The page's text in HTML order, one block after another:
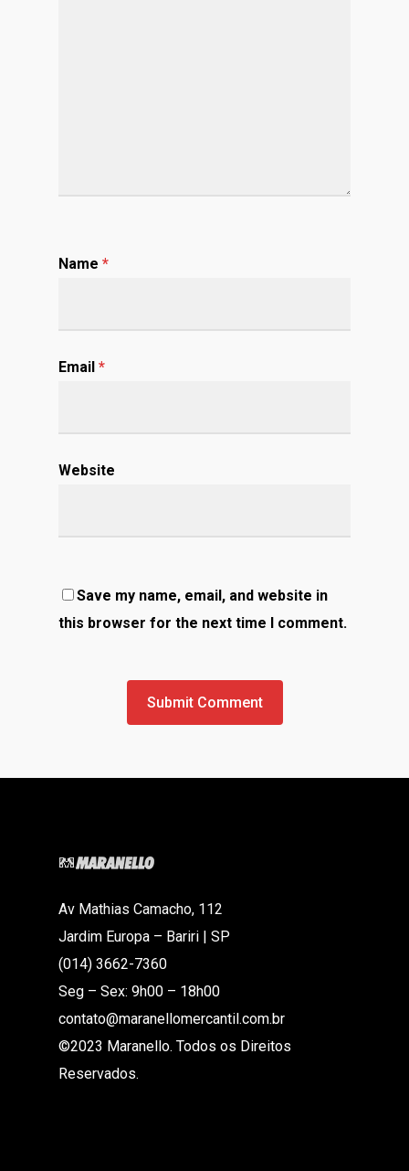
Name *
Email *
Website
Save my name, email, and website in
this browser for the next time I comment.
Av Mathias Camacho, 112
Jardim Europa – Bariri | SP
(014) 3662-7360
Seg – Sex: 9h00 – 18h00
contato@maranellomercantil.com.br
©2023 Maranello. Todos os Direitos
Reservados.